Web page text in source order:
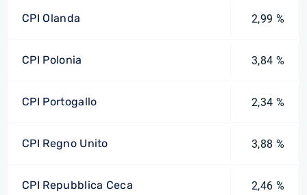
CPI Olanda 2,99 %
CPI Polonia 3,84 %
CPI Portogallo 2,34 %
CPI Regno Unito 3,88 %
CPI Repubblica Ceca 2,46 %